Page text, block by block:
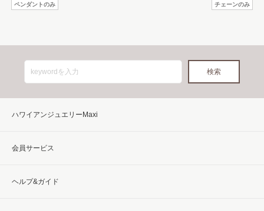
ペンダントのみ チェーンのみ
ハワイアンジュエリーMaxi
会員サービス
ヘルプ&ガイド